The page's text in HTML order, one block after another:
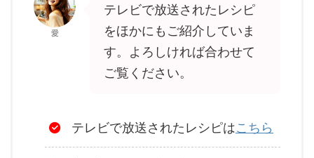
愛
テレビで放送されたレシピ
をほかにもご紹介していま
す。よろしければ合わせて
ご覧ください。
テレビで放送されたレシピはこちら